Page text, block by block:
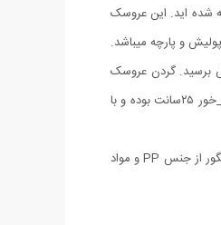
شده اید. این عروسک
و پارچه میباشد.
برسید. گردن عروسک
مشت خور حالت فنری ارتجاعی دارد که با هربار ضربه به سر به جای خود باز میگردد علاوه بر این ها با هربار مشت زدن به عروسک صدا دادو فریاد از خود تولید میکند. ارتفاع عروسک_مشت_خور ۲۵سانت بوده و با
از هر جا و هرکس اعصابتون خورد بود روی این بنده خدا خالی کنید و تا میخوره بزنیدش.این عروسک خوراک کساییه که عصبین، راحت میتونن حرصشونو خالی کنن. عروسک ضد استرس فیگور از جنس PP و مواد